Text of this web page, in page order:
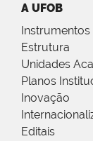
A UFOB
Estrutura
Unidades
Planos
Inovação
Editais